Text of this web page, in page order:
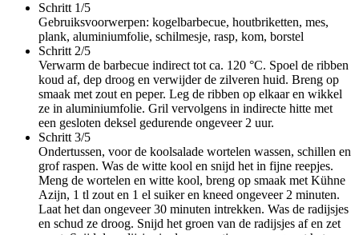
Schritt 1/5
Gebruiksvoorwerpen: kogelbarbecue, houtbriketten, mes,
plank, aluminiumfolie, schilmesje, rasp, kom, borstel
Schritt 2/5
Verwarm de barbecue indirect tot ca. 120 °C. Spoel de ribben
koud af, dep droog en verwijder de zilveren huid. Breng op
smaak met zout en peper. Leg de ribben op elkaar en wikkel
ze in aluminiumfolie. Gril vervolgens in indirecte hitte met
een gesloten deksel gedurende ongeveer 2 uur.
Schritt 3/5
Ondertussen, voor de koolsalade wortelen wassen, schillen en
grof raspen. Was de witte kool en snijd het in fijne reepjes.
Meng de wortelen en witte kool, breng op smaak met Kühne
Azijn, 1 tl zout en 1 el suiker en kneed ongeveer 2 minuten.
Laat het dan ongeveer 30 minuten intrekken. Was de radijsjes
en schud ze droog. Snijd het groen van de radijsjes af en zet